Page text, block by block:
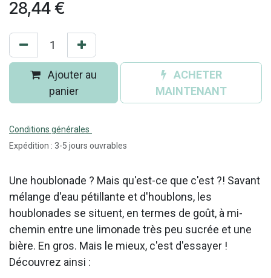
28,44€
Ajouter au
panier
ACHETER
MAINTENANT
Conditions générales
Expédition : 3-5 jours ouvrables
Une houblonade ? Mais qu'est-ce que c'est ?! Savant
mélange d'eau pétillante et d'houblons, les
houblonades se situent, en termes de goût, à mi-
chemin entre une limonade très peu sucrée et une
bière. En gros. Mais le mieux, c'est d'essayer !
Découvrez ainsi :